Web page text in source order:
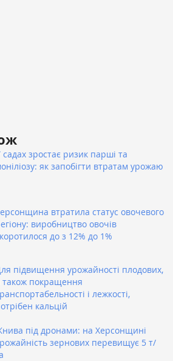
садах зростає ризик парші та
як запобігти втратам урожаю
втратила статус овочевого
виробництво овочів
до з 12% до 1%
підвищення урожайності плодових,
також покращення
і лежкості,
кальцій
під дронами: на Херсонщині
зернових перевищує 5 т/